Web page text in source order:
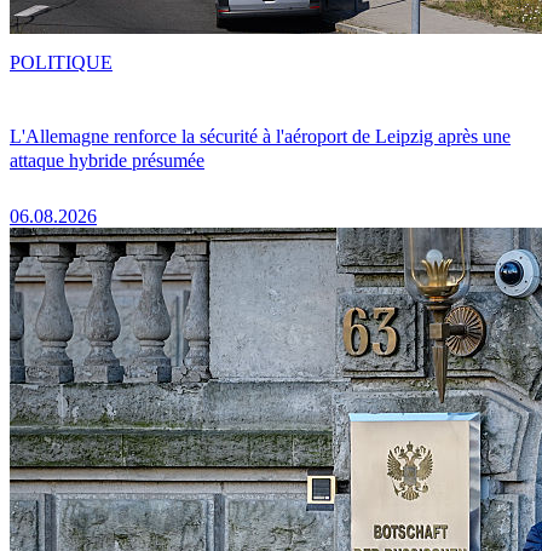
L'Allemagne renforce la sécurité à l'aéroport de Leipzig après une
attaque hybride présumée
06.08.2026
POLITIQUE